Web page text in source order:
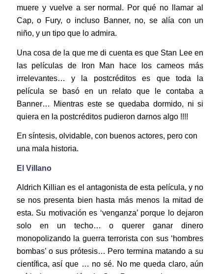
muere y vuelve a ser normal. Por qué no llamar al
Cap, o Fury, o incluso Banner, no, se alía con un
niño, y un tipo que lo admira.
Una cosa de la que me di cuenta es que Stan Lee en
las películas de Iron Man hace los cameos más
irrelevantes… y la postcréditos es que toda la
película se basó en un relato que le contaba a
Banner… Mientras este se quedaba dormido, ni si
quiera en la postcréditos pudieron darnos algo !!!!
En síntesis, olvidable, con buenos actores, pero con
una mala historia.
El Villano
Aldrich Killian es el antagonista de esta película, y no
se nos presenta bien hasta más menos la mitad de
esta. Su motivación es ‘venganza’ porque lo dejaron
solo en un techo… o querer ganar dinero
monopolizando la guerra terrorista con sus ‘hombres
bombas’ o sus prótesis… Pero termina matando a su
científica, así que … no sé. No me queda claro, aún